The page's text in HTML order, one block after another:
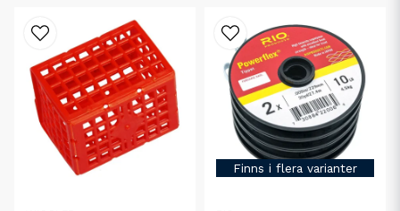
Finns i flera varianter